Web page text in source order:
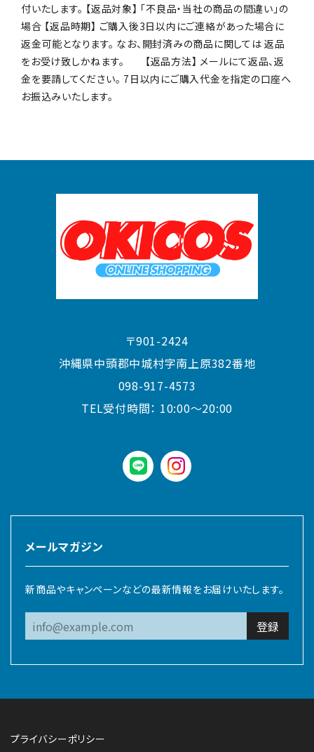
付いたします。 【返品対象】 「不良品・当社の商品の間違い」の
場合 【返品時期】 ご購入後3日以内にご連絡があった場合に
返金可能となります。 なお、開封済みの商品に関しては 返品
をお受け致しかねます。 【返品方法】 メールにて返品、返
金を要請してください。 7日以内にご購入代金を指定の口座へ
お振込みいたします。
〒901-2424
沖縄県中頭郡中城村字南上原382番地
098-917-4573
TEL受付時間： 10:00〜20:00
LINE instagram
メールマガジン
新商品やキャンペーンなどの最新情報をお届けいたします。
登録
プライバシーポリシー